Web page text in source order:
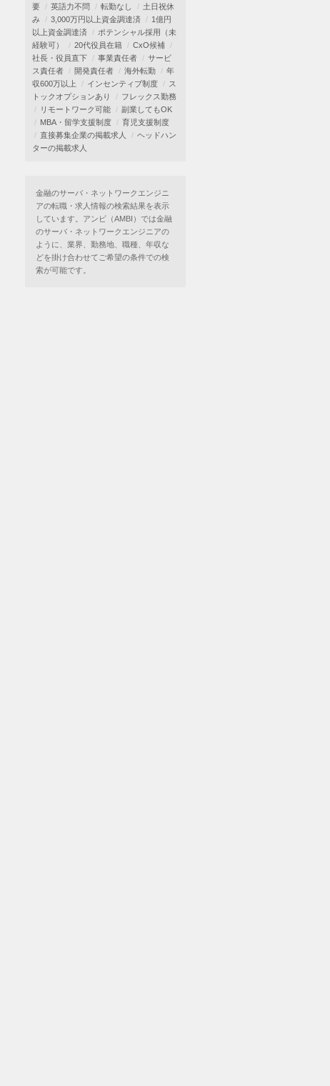
要
英語力不問 転勤なし
土日祝休
み
3,000万円以上資金調達済
1億円
以上資金調達済
ポテンシャル採用（未
経験可）
20代役員在籍
CxO候補
社長・役員直下
事業責任者
サービ
ス責任者
開発責任者 海外転勤
年
収600万以上
インセンティブ制度
ス
トックオプションあり
フレックス勤務
リモートワーク可能
副業してもOK
MBA・留学支援制度
育児支援制度
直接募集企業の掲載求人
ヘッドハン
ターの掲載求人
金融のサーバ・ネットワークエンジニ
アの転職・求人情報の検索結果を表示
しています。アンビ（AMBI）では金融
のサーバ・ネットワークエンジニアの
ように、業界、勤務地、職種、年収な
どを掛け合わせてご希望の条件での検
索が可能です。